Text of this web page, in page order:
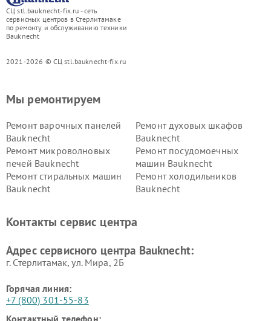
СЦ stl.bauknecht-fix.ru - сеть
сервисных центров в Стерлитамаке
по ремонту и обслуживанию техники
Bauknecht
2021-2026 © СЦ stl.bauknecht-fix.ru
Мы ремонтируем
Ремонт варочных панелей
Bauknecht
Ремонт духовых шкафов
Bauknecht
Ремонт микроволновых
печей Bauknecht
Ремонт посудомоечных
машин Bauknecht
Ремонт стиральных машин
Bauknecht
Ремонт холодильников
Bauknecht
Контакты сервис центра
Адрес сервисного центра Bauknecht:
г. Стерлитамак, ул. Мира, 2Б
Горячая линия:
+7 (800) 301-55-83
Контактный телефон: